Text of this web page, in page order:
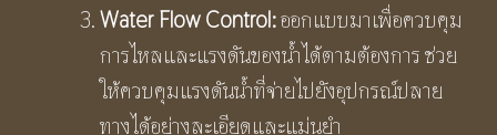
Water Flow Control:ออกแบบมาเพื่อควบคุม
การไหลและแรงดันของน้ำได้ตามต้องการ ช่วย
ให้ควบคุมแรงดันน้ำที่จ่ายไปยังอุปกรณ์ปลาย
ทางได้อย่างละเอียดและแม่นยำ